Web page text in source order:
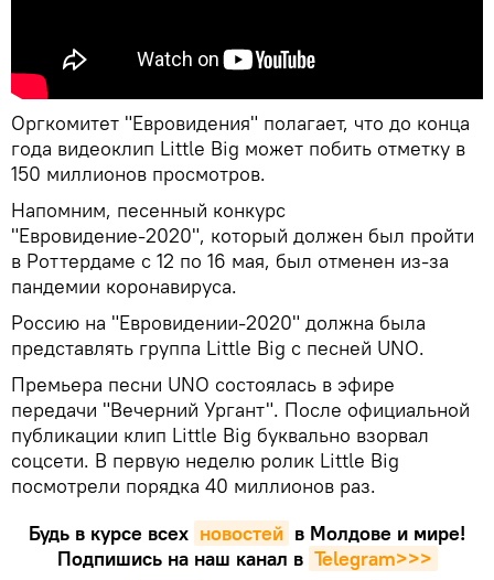
Оргкомитет "Евровидения" полагает, что до конца
года видеоклип Little Big может побить отметку в
150 миллионов просмотров.
Напомним, песенный конкурс
"Евровидение-2020", который должен был пройти
в Роттердаме с 12 по 16 мая, был отменен из-за
пандемии коронавируса.
Россию на "Евровидении-2020" должна была
представлять группа Little Big с песней UNO.
Премьера песни UNO состоялась в эфире
передачи "Вечерний Ургант". После официальной
публикации клип Little Big буквально взорвал
соцсети. В первую неделю ролик Little Big
посмотрели порядка 40 миллионов раз.
Будь в курсе всех новостей в Молдове и мире!
Подпишись на наш канал в Telegram>>>